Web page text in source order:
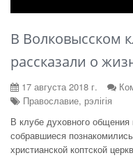
В Волковысском
рассказали о
17 августа 2018 г.
Православие, рэлігія
В клубе духовного
собравшиеся
христианской коптской